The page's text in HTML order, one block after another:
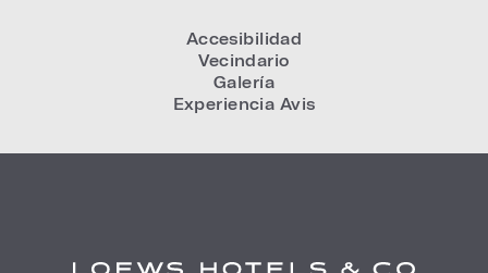
Accesibilidad
Vecindario
Galería
Experiencia Avis